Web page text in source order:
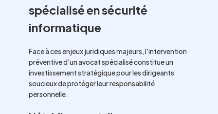
spécialisé en sécurité
informatique
Face à ces enjeux juridiques majeurs, l'intervention
préventive d'un avocat spécialisé constitue un
investissement stratégique pour les dirigeants
soucieux de protéger leur responsabilité
personnelle.